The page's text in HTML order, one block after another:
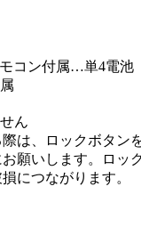
コン付属…単4電池
ん
は、ロックボタン
願いします。ロッ
につながります。